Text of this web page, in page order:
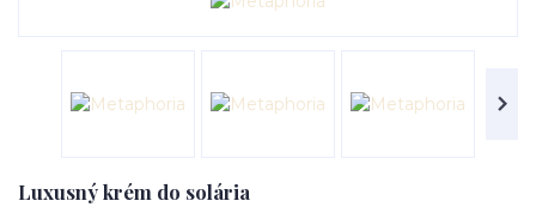
Luxusný krém do solária